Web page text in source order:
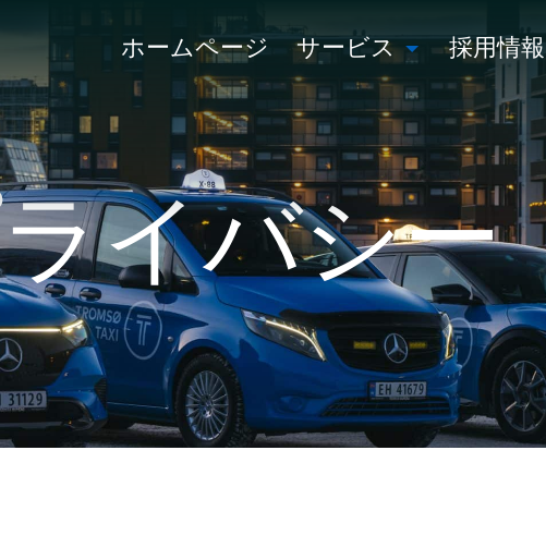
ホームページ サービス 採用情報
イバシー